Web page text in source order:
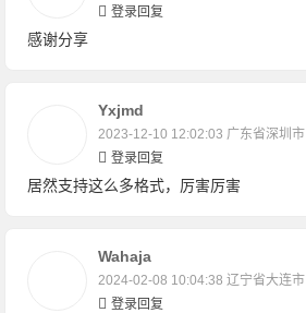
登录回复
感谢分享
Yxjmd
2023-12-10 12:02:03 广东省深圳市
登录回复
居然支持这么多格式，厉害厉害
Wahaja
2024-02-08 10:04:38 辽宁省大连市
登录回复